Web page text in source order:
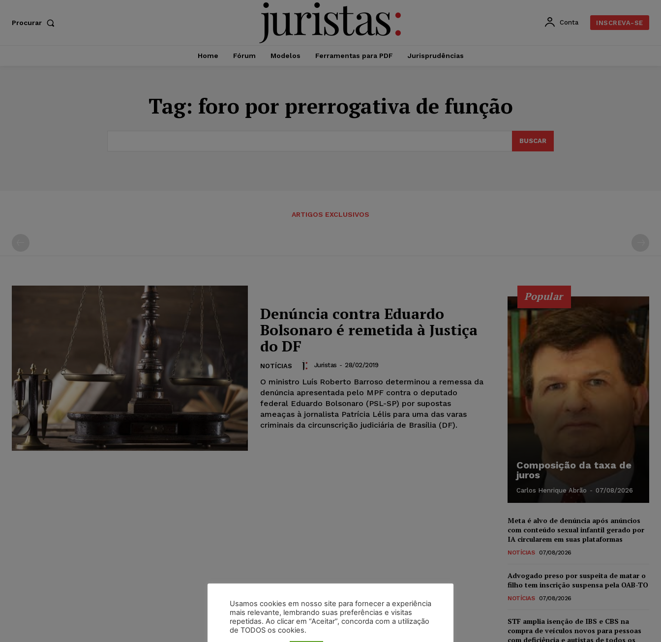
Procurar Conta INSCREVA-SE
Home Fórum Modelos Ferramentas para PDF Jurisprudências
Tag: foro por prerrogativa de função
BUSCAR
ARTIGOS EXCLUSIVOS
Denúncia contra Eduardo
Bolsonaro é remetida à Justiça
do DF
NOTÍCIAS Juristas - 28/02/2019
O ministro Luís Roberto Barroso determinou a remessa da
denúncia apresentada pelo MPF contra o deputado
federal Eduardo Bolsonaro (PSL-SP) por supostas
ameaças à jornalista Patrícia Lélis para uma das varas
criminais da circunscrição judiciária de Brasília (DF).
Popular
Composição da taxa de
juros
Carlos Henrique Abrão - 07/08/2026
Meta é alvo de denúncia após anúncios
com conteúdo sexual infantil gerado por
IA circularem em suas plataformas
NOTÍCIAS 07/08/2026
Advogado preso por suspeita de matar o
filho tem inscrição suspensa pela OAB-TO
NOTÍCIAS 07/08/2026
STF amplia isenção de IBS e CBS na
compra de veículos novos para pessoas
com deficiência e autistas de todos os
Usamos cookies em nosso site para fornecer a experiência
mais relevante, lembrando suas preferências e visitas
repetidas. Ao clicar em “Aceitar”, concorda com a utilização
de TODOS os cookies.